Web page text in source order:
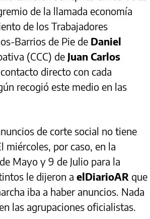
de la llamada economía
de los Trabajadores
Barrios de Pie de Daniel
(CCC) de Juan Carlos
directo con cada
recogió este medio en las
de corte social no tiene
miércoles, por caso, en la
Mayo y 9 de Julio para la
le dijeron a elDiarioAR que
iba a haber anuncios. Nada
las agrupaciones oficialistas.